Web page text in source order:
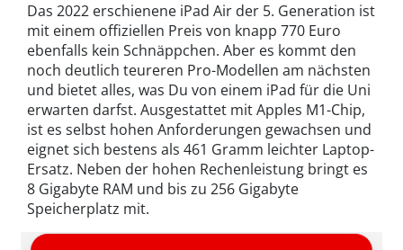
Das 2022 erschienene iPad Air der 5. Generation ist
mit einem offiziellen Preis von knapp 770 Euro
ebenfalls kein Schnäppchen. Aber es kommt den
noch deutlich teureren Pro-Modellen am nächsten
und bietet alles, was Du von einem iPad für die Uni
erwarten darfst. Ausgestattet mit Apples M1-Chip,
ist es selbst hohen Anforderungen gewachsen und
eignet sich bestens als 461 Gramm leichter Laptop-
Ersatz. Neben der hohen Rechenleistung bringt es
8 Gigabyte RAM und bis zu 256 Gigabyte
Speicherplatz mit.